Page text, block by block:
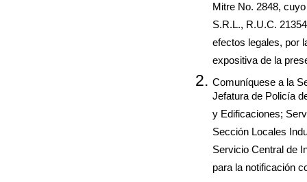
Mitre No. 2848,
S.R.L., R.U.C.
efectos legales, por
expositiva de la
Comuníquese a la
Jefatura de Policía
y Edificaciones;
Sección Locales
Servicio Central de
para la notificación